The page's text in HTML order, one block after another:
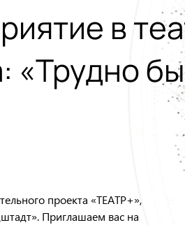
в
«Трудно
проекта «ТЕАТР+»,
Приглашаем вас на